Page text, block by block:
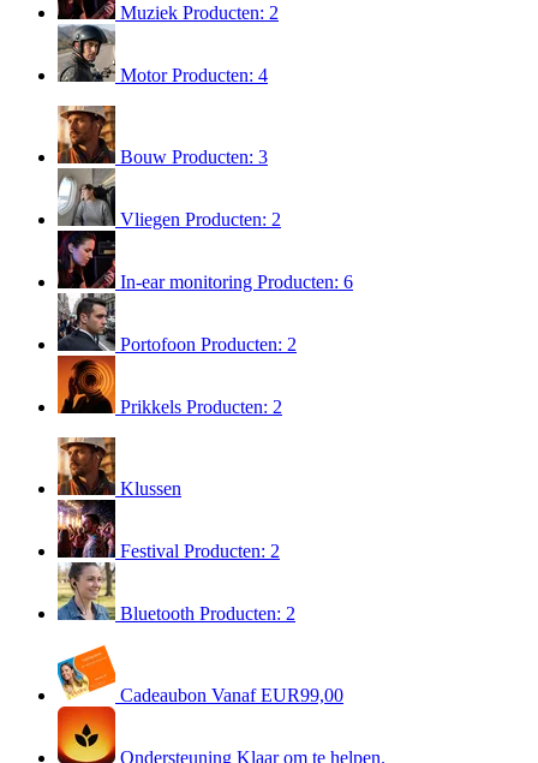
Muziek Producten: 2
MotorProducten: 4
Bouw Producten: 3
Vliegen Producten: 2
In-ear monitoring Producten: 6
Portofoon Producten: 2
Prikkels Producten: 2
Klussen
Festival Producten: 2
Bluetooth Producten: 2
Cadeaubon Vanaf EUR99,00
Ondersteuning Klaar om te helpen.